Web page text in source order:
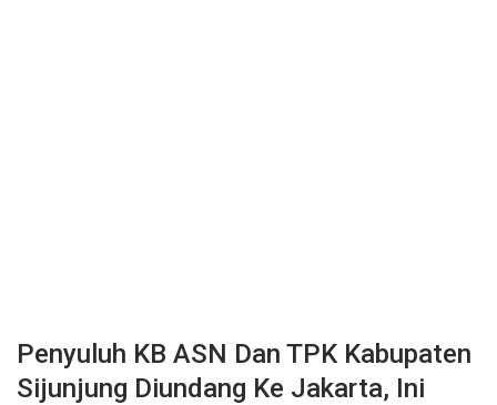
Penyuluh KB ASN Dan TPK Kabupaten
Sijunjung Diundang Ke Jakarta, Ini